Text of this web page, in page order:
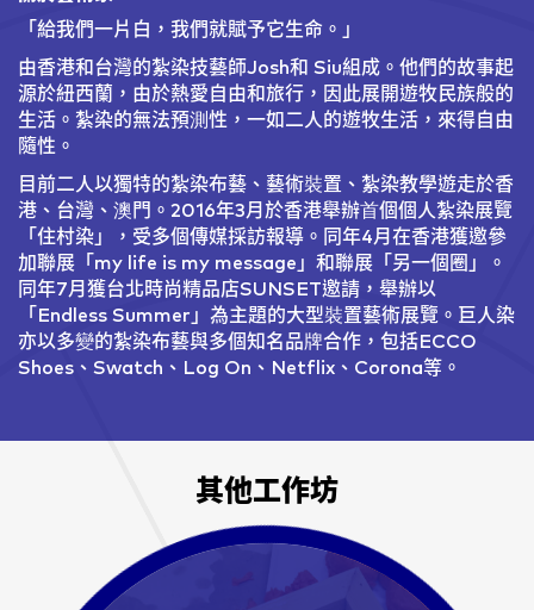
「給我們一片白，我們就賦予它生命。」
由香港和台灣的紮染技藝師Josh和 Siu組成。他們的故事起
源於紐西蘭，由於熱愛自由和旅行，因此展開遊牧民族般的
生活。紮染的無法預測性，一如二人的遊牧生活，來得自由
隨性。
目前二人以獨特的紮染布藝、藝術裝置、紮染教學遊走於香
港、台灣、澳門。2016年3月於香港舉辦首個個人紮染展覽
「住村染」，受多個傳媒採訪報導。同年4月在香港獲邀參
加聯展「my life is my message」和聯展「另一個圈」。
同年7月獲台北時尚精品店SUNSET邀請，舉辦以
「Endless Summer」為主題的大型裝置藝術展覽。巨人染
亦以多變的紮染布藝與多個知名品牌合作，包括ECCO
Shoes、Swatch、Log On、Netflix、Corona等。
其他工作坊